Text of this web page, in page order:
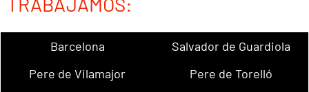
Barcelona
Salvador de Guardiola
Pere de Vilamajor
Pere de Torelló